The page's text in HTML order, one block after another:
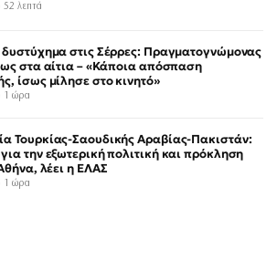
52 λεπτά
δυστύχημα στις Σέρρες: Πραγματογνώμονας
στα αίτια – «Κάποια απόσπαση
ίσως μίλησε στο κινητό»
1 ώρα
Τουρκίας-Σαουδικής Αραβίας-Πακιστάν:
την εξωτερική πολιτική και πρόκληση
λέει η ΕΛΑΣ
1 ώρα